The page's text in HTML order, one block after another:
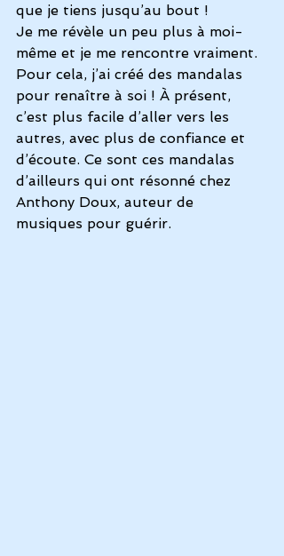
que je tiens jusqu’au bout !
Je me révèle un peu plus à moi-
même et je me rencontre vraiment.
Pour cela, j’ai créé des mandalas
pour renaître à soi ! À présent,
c’est plus facile d’aller vers les
autres, avec plus de confiance et
d’écoute. Ce sont ces mandalas
d’ailleurs qui ont résonné chez
Anthony Doux, auteur de
musiques pour guérir.